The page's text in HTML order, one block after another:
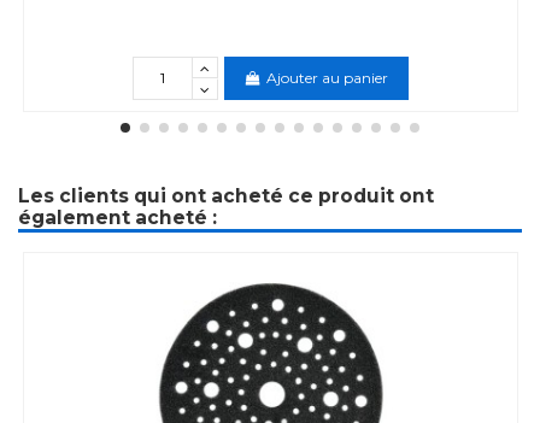
Ajouter au panier
Les clients qui ont acheté ce produit ont
également acheté :